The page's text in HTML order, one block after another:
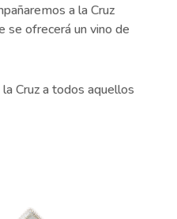
a la Cruz
se ofrecerá un vino de
Cruz a todos aquellos